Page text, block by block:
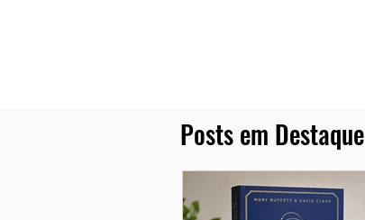
Posts em Destaque